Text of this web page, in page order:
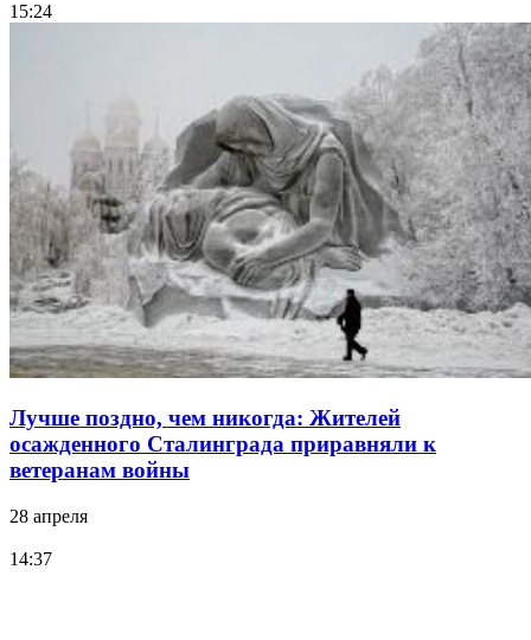
15:24
Лучше поздно, чем никогда: Жителей
осажденного Сталинграда приравняли к
ветеранам войны
28 апреля
14:37